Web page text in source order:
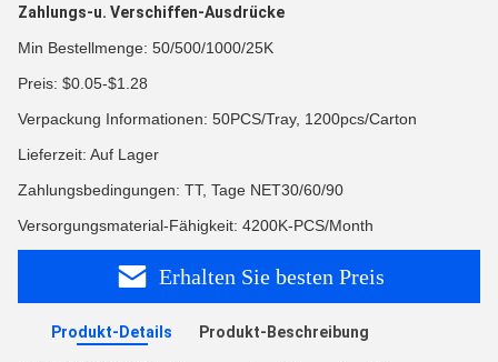
Zahlungs-u. Verschiffen-Ausdrücke
Min Bestellmenge: 50/500/1000/25K
Preis: $0.05-$1.28
Verpackung Informationen: 50PCS/Tray, 1200pcs/Carton
Lieferzeit: Auf Lager
Zahlungsbedingungen: TT, Tage NET30/60/90
Versorgungsmaterial-Fähigkeit: 4200K-PCS/Month
Erhalten Sie besten Preis
Produkt-Details Produkt-Beschreibung